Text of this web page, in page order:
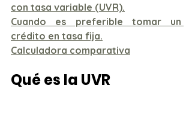
con tasa variable (UVR).
Cuando es preferible tomar un
crédito en tasa fija.
Calculadora comparativa
Qué es la UVR